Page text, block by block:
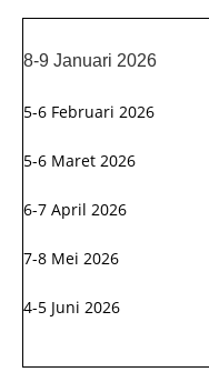
8-9 Januari 2026
5-6 Februari 2026
5-6 Maret 2026
6-7 April 2026
7-8 Mei 2026
4-5 Juni 2026